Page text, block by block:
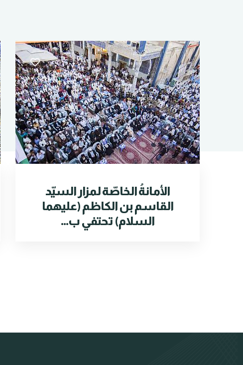
الأمانةُ الخاصّة لمزار السيّد
القاسم بن الكاظم (عليهما
السلام) تحتفي ب...